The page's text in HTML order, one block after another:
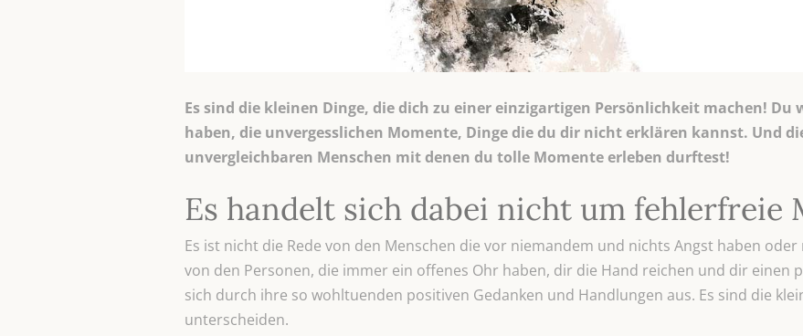
Es sind die kleinen Dinge, die dich zu einer einzigartigen Persönlichkeit machen! Du
haben, die unvergesslichen Momente, Dinge die du dir nicht erklären kannst. Und
unvergleichbaren Menschen mit denen du tolle Momente erleben durftest!
Es handelt sich dabei nicht um fehlerfreie
Es ist nicht die Rede von den Menschen die vor niemandem und nichts Angst haben
von den Personen, die immer ein offenes Ohr haben, dir die Hand reichen und dir einen
sich durch ihre so wohltuenden positiven Gedanken und Handlungen aus. Es sind die
unterscheiden.